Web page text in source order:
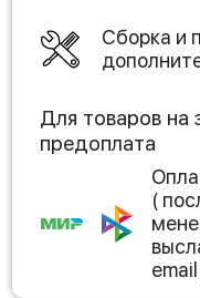
Сборка и
Для товаров на
предоплата
(
email